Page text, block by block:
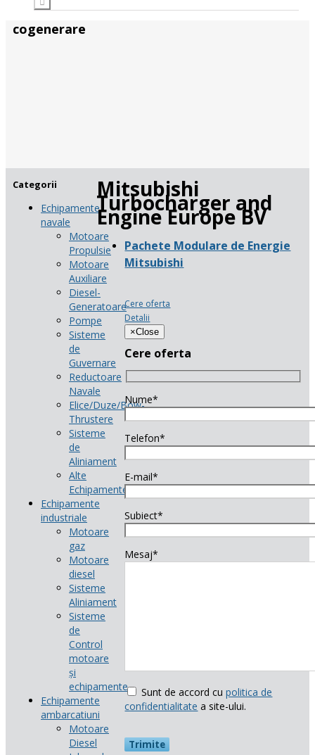
cogenerare
Categorii
Echipamente
navale
Motoare
Propulsie
Motoare
Auxiliare
Diesel-
Generatoare
Pompe
Sisteme
de
Guvernare
Reductoare
Navale
Elice/Duze/Bow-
Thrustere
Sisteme
de
Aliniament
Alte
Echipamente
Echipamente
industriale
Motoare
gaz
Motoare
diesel
Sisteme
Aliniament
Sisteme
de
Control
motoare
și
echipamente
Echipamente
ambarcatiuni
Motoare
Diesel
Mitsubishi
Turbocharger and
Engine Europe BV
Pachete Modulare de Energie
Mitsubishi
Cere oferta
Detalii
×Close
Cere oferta
Nume*
Telefon*
E-mail*
Subiect*
Mesaj*
Sunt de accord cupolitica de
confidentialitate a site-ului.